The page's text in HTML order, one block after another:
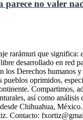
parece no valer
rarámuri que significa:
desarrollado en red
los Derechos humanos y
pueblos oprimidos,
Compartimos,
así como análisis
Chihuahua,
Contacto: